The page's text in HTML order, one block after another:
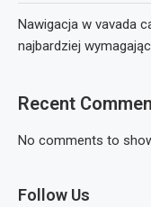
Nawigacja w vavada
najbardziej
Recent
No comments to
Follow Us